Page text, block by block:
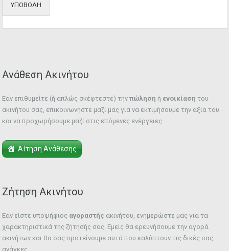
ΥΠΟΒΟΛΗ
Ανάθεση Ακινήτου
Εάν επιθυμείτε (ή απλώς σκέφτεστε) την πώληση ή ενοικίαση του
ακινήτου σας, επικοινωνήστε μαζί μας για να εκτιμήσουμε την αξία του
και να προχωρήσουμε μαζί στις επόμενες ενέργειες.
Αίτηση Ανάθεσης
Ζήτηση Ακινήτου
Εάν είστε υποψήφιος αγοραστής ακινήτου, ενημερώστε μας για τα
χαρακτηριστικά της ζήτησής σας. Εμείς θα ερευνήσουμε την αγορά
ακινήτων και θα σας προτείνουμε αυτά που καλύπτουν τις δικές σας
ανάγκες.